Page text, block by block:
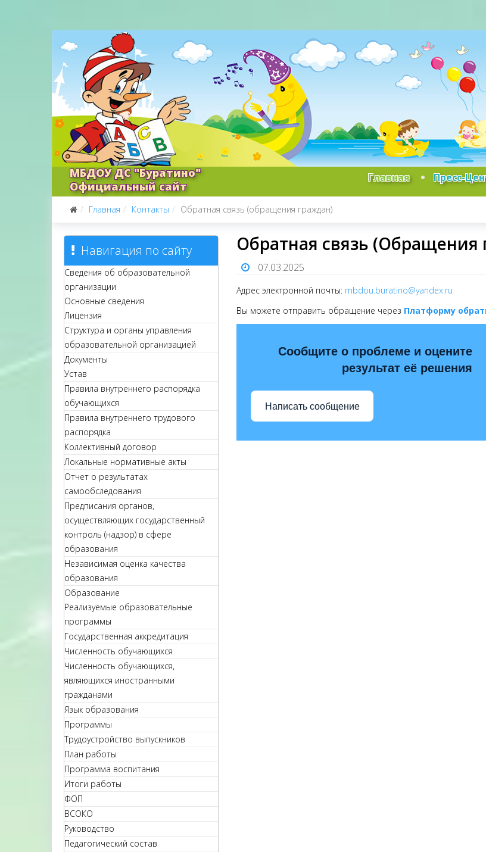
МБДОУ ДС "Буратино"
Официальный сайт
Главная Пресс-
Главная Контакты Обратная связь (обращения граждан)
Навигация по сайту
Сведения об образовательной
организации
Основные сведения
Лицензия
Структура и органы управления
образовательной организацией
Документы
Устав
Правила внутреннего распорядка
обучающихся
Правила внутреннего трудового
распорядка
Коллективный договор
Локальные нормативные акты
Отчет о результатах
самообследования
Предписания органов,
осуществляющих государственный
контроль (надзор) в сфере
образования
Независимая оценка качества
образования
Образование
Реализуемые образовательные
программы
Государственная аккредитация
Численность обучающихся
Численность обучающихся,
являющихся иностранными
гражданами
Язык образования
Программы
Трудоустройство выпускников
План работы
Программа воспитания
Итоги работы
ФОП
ВСОКО
Руководство
Педагогический состав
Обратная связь (Обращения
07.03.2025
Адрес электронной почты: mbdou.buratino@yandex.ru
Вы можете отправить обращение через Платформу
Сообщите о проблеме и оцените
результат её решения
Написать сообщение